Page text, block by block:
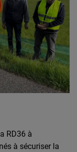
RD36 à
à sécuriser la